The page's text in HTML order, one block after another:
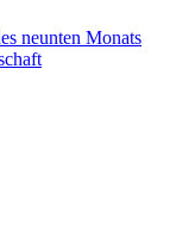
neunten Monats